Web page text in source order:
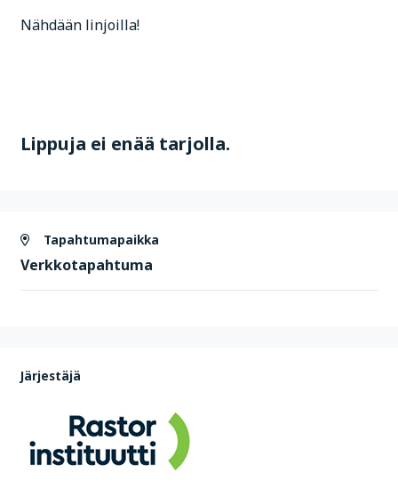
Nähdään linjoilla!
Lippuja ei enää tarjolla.
Tapahtumapaikka
Verkkotapahtuma
Järjestäjä